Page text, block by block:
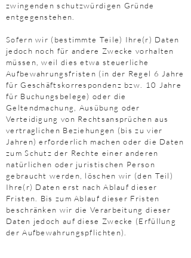
zwingenden schutzwürdigen Gründe
entgegenstehen.
Sofern wir (bestimmte Teile) Ihre(r) Daten
jedoch noch für andere Zwecke vorhalten
müssen, weil dies etwa steuerliche
Aufbewahrungsfristen (in der Regel 6 Jahre
für Geschäftskorrespondenz bzw. 10 Jahre
für Buchungsbelege) oder die
Geltendmachung, Ausübung oder
Verteidigung von Rechtsansprüchen aus
vertraglichen Beziehungen (bis zu vier
Jahren) erforderlich machen oder die Daten
zum Schutz der Rechte einer anderen
natürlichen oder juristischen Person
gebraucht werden, löschen wir (den Teil)
Ihre(r) Daten erst nach Ablauf dieser
Fristen. Bis zum Ablauf dieser Fristen
beschränken wir die Verarbeitung dieser
Daten jedoch auf diese Zwecke (Erfüllung
der Aufbewahrungspflichten).